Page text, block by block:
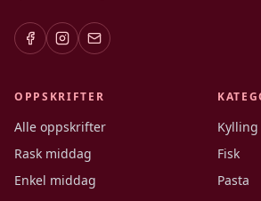
OPPSKRIFTER
Alle oppskrifter
Rask middag
Enkel middag
Kylling
Fisk
Pasta